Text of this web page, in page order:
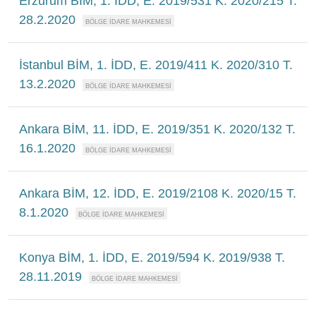
28.2.2020
İstanbul BİM, 1. İDD, E. 2019/411 K. 2020/310 T.
13.2.2020
Ankara BİM, 11. İDD, E. 2019/351 K. 2020/132 T.
16.1.2020
Ankara BİM, 12. İDD, E. 2019/2108 K. 2020/15 T.
8.1.2020
Konya BİM, 1. İDD, E. 2019/594 K. 2019/938 T.
28.11.2019